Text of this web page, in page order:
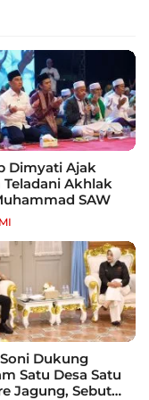
Dimyati Ajak
Teladani Akhlak
SAW
Dukung
Satu Desa Satu
Jagung, Sebut